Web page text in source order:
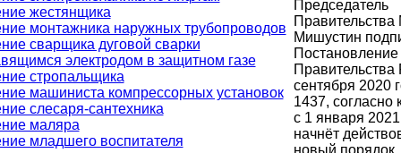
жестянщика
монтажника наружных трубопроводов
сварщика дуговой сварки
электродом в защитном газе
стропальщика
машиниста компрессорных установок
слесаря-сантехника
маляра
младшего воспитателя
Председатель
Мишустин
Постановление
Правительства
сентября 2020
1437, согласно
с 1 января 2021
начнёт
новый порядок